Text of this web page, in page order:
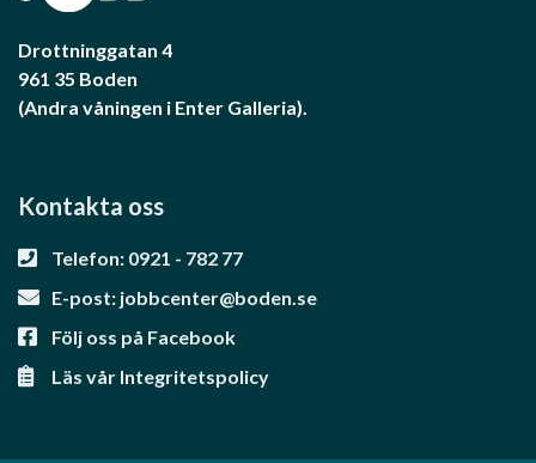
Drottninggatan 4
961 35 Boden
(Andra våningen i Enter Galleria).
Kontakta oss
Telefon: 0921 - 782 77
E-post: jobbcenter@boden.se
Följ oss på Facebook
Läs vår Integritetspolicy